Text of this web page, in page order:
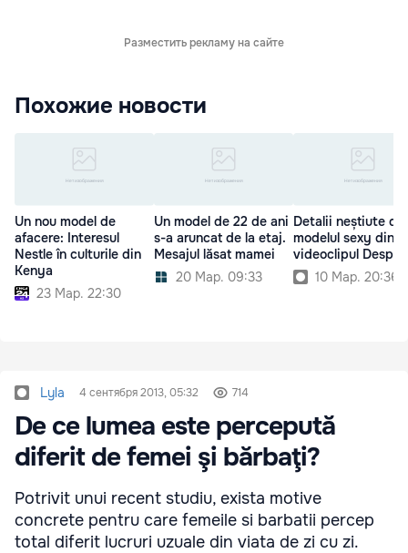
Разместить рекламу на сайте
Похожие новости
Un nou model de
afacere: Interesul
Nestle în culturile din
Kenya
23 Мар. 22:30
Un model de 22 de ani
s-a aruncat de la etaj.
Mesajul lăsat mamei
20 Мар. 09:33
Detalii neștiute
modelul sexy din
videoclipul
10 Мар. 20:36
Lyla 4 сентября 2013, 05:32 714
De ce lumea este percepută
diferit de femei şi bărbaţi?
Potrivit unui recent studiu, exista motive
concrete pentru care femeile si barbatii percep
total diferit lucruri uzuale din viata de zi cu zi.